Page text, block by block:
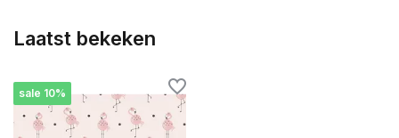
Laatst bekeken
sale 10%